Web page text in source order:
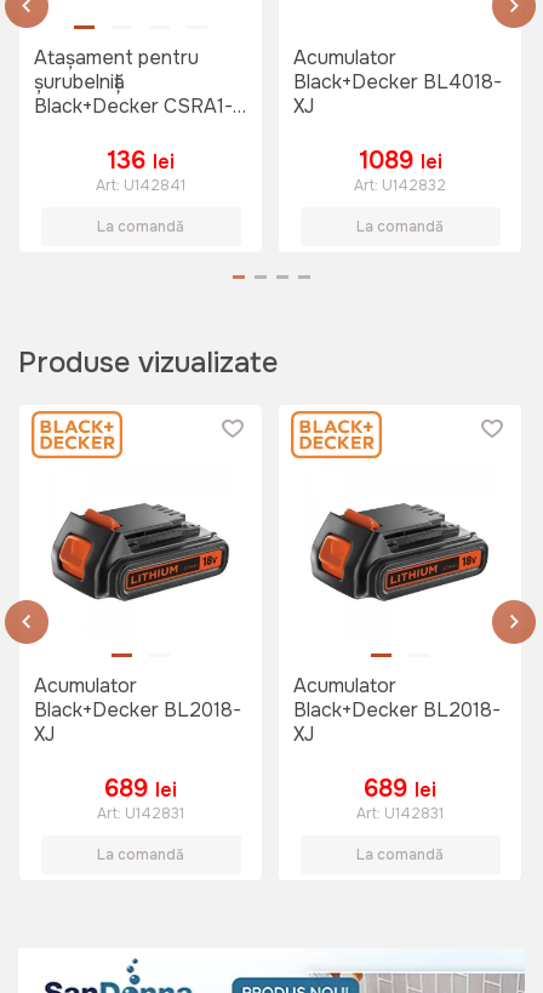
Atașament pentru
șurubelniță
Black+Decker CSRA1-
136 lei
Art: U142841
La comandă
Acumulator
Black+Decker BL4018-
XJ
1089 lei
Art: U142832
La comandă
Produse vizualizate
Acumulator
Black+Decker BL2018-
XJ
689 lei
Art: U142831
La comandă
Acumulator
Black+Decker BL2018-
XJ
689 lei
Art: U142831
La comandă